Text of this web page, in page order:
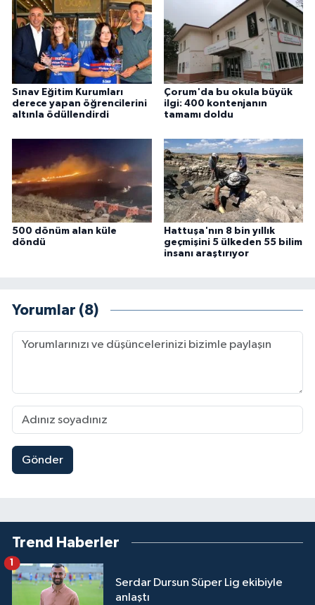
Sınav Eğitim Kurumları
derece yapan öğrencilerini
altınla ödüllendirdi
Çorum'da bu okula büyük
ilgi: 400 kontenjanın
tamamı doldu
500 dönüm alan küle
döndü
Hattuşa'nın 8 bin yıllık
geçmişini 5 ülkeden 55 bilim
insanı araştırıyor
Yorumlar (8)
Gönder
Trend Haberler
Serdar Dursun Süper Lig ekibiyle
anlaştı
1